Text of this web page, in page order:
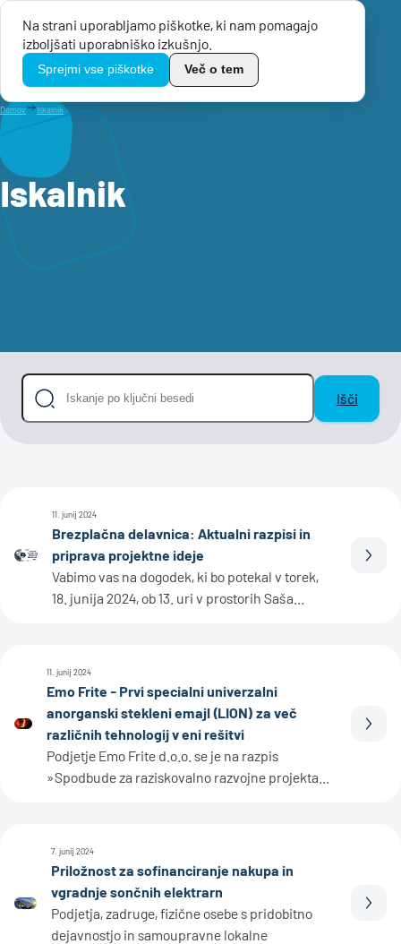
Na strani uporabljamo piškotke, ki nam pomagajo
izboljšati uporabniško izkušnjo.
Sprejmi vse piškotke Več o tem
TikoPro
Menu
Domov Iskalnik
Iskalnik
Išči
11. junij 2024
Brezplačna delavnica: Aktualni razpisi in
priprava projektne ideje
Vabimo vas na dogodek, ki bo potekal v torek,
18. junija 2024, ob 13. uri v prostorih Saša...
11. junij 2024
Emo Frite - Prvi specialni univerzalni
anorganski stekleni emajl (LION) za več
različnih tehnologij v eni rešitvi
Podjetje Emo Frite d.o.o. se je na razpis
»Spodbude za raziskovalno razvojne projekta...
7. junij 2024
Priložnost za sofinanciranje nakupa in
vgradnje sončnih elektrarn
Podjetja, zadruge, fizične osebe s pridobitno
dejavnostjo in samoupravne lokalne